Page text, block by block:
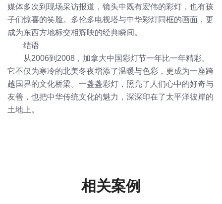
媒体多次到现场采访报道，镜头中既有宏伟的彩灯，也有孩
子们惊喜的笑脸。多伦多电视塔与中华彩灯同框的画面，更
成为东西方地标交相辉映的经典瞬间。
结语
从2006到2008，加拿大中国彩灯节一年比一年精彩。
它不仅为寒冷的北美冬夜增添了温暖与色彩，更成为一座跨
越国界的文化桥梁。一盏盏彩灯，照亮了人们心中的好奇与
友善，也把中华传统文化的魅力，深深印在了太平洋彼岸的
土地上。
相关案例